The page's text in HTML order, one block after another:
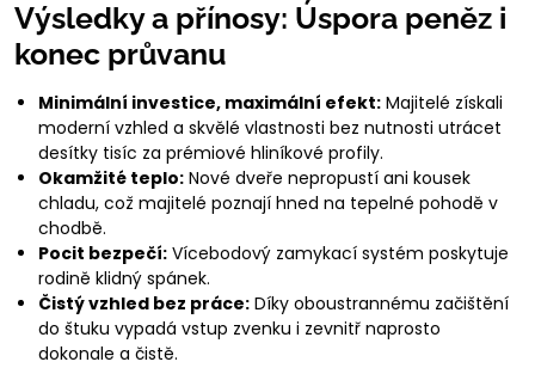
Výsledky a přínosy: Úspora peněz i
konec průvanu
Minimální investice, maximální efekt: Majitelé získali
moderní vzhled a skvělé vlastnosti bez nutnosti utrácet
desítky tisíc za prémiové hliníkové profily.
Okamžité teplo: Nové dveře nepropustí ani kousek
chladu, což majitelé poznají hned na tepelné pohodě v
chodbě.
Pocit bezpečí: Vícebodový zamykací systém poskytuje
rodině klidný spánek.
Čistý vzhled bez práce: Díky oboustrannému začištění
do štuku vypadá vstup zvenku i zevnitř naprosto
dokonale a čistě.